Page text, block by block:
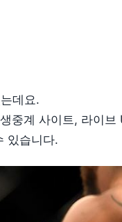
데요.
중계 사이트, 라이
있습니다.